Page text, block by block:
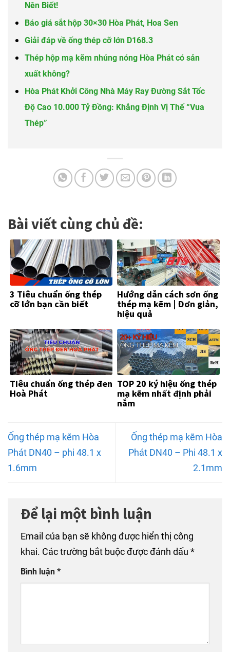
Nên Biết!
Báo giá sắt hộp 30×30 Hòa Phát, Hoa Sen
Giải đáp về ống thép cỡ lớn D168.3
Thép hộp mạ kẽm nhúng nóng Hòa Phát có sản
xuất không?
Hòa Phát Khởi Công Nhà Máy Ray Đường Sắt Tốc
Độ Cao 10.000 Tỷ Đồng: Khẳng Định Vị Thế “Vua
Thép”
Bài viết cùng chủ đề:
3 Tiêu chuẩn ống thép
cỡ lớn bạn cần biết
Hướng dẫn cách sơn ống
thép mạ kẽm | Đơn giản,
hiệu quả
Tiêu chuẩn ống thép đen
Hoà Phát
TOP 20 ký hiệu ống thép
mạ kẽm nhất định phải
nắm
Ống thép mạ kẽm Hòa
Phát DN40 – phi 48.1 x
1.6mm
Ống thép mạ kẽm Hòa
Phát DN40 – Phi 48.1 x
2.1mm
Để lại một bình luận
Email của bạn sẽ không được hiển thị công
khai. Các trường bắt buộc được đánh dấu *
Bình luận *